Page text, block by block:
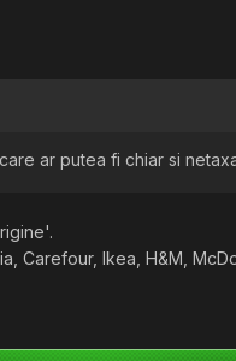
ar putea fi chiar si
Carefour, Ikea, H&M,